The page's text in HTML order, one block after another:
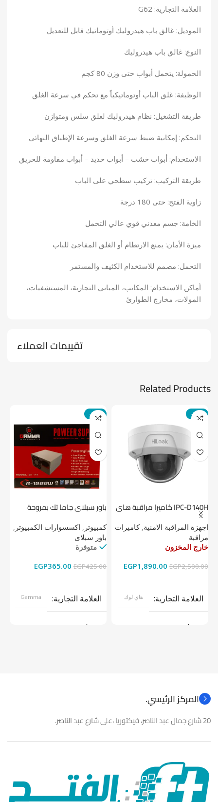
العلامة التجارية: G62
الموديل: غالق باب هيدروليك أوتوماتيك قابل للتعديل
النوع: غالق باب هيدروليك
الحمولة: يتحمل أبواب حتى وزن 80 كجم
الوظيفة: غلق الباب أوتوماتيكياً مع تحكم في سرعة الغلق
طريقة التشغيل: نظام هيدروليك لغلق سلس ومتوازن
التحكم: إمكانية ضبط سرعة الغلق وسرعة الإطباق النهائي
الاستخدام: أبواب خشب – أبواب حديد – أبواب مقاومة للحريق
طريقة التركيب: تركيب سطحي على الباب
زاوية الفتح: حتى 180 درجة
الخامة: جسم معدني قوي عالي التحمل
ميزة الأمان: يمنع الارتطام أو الغلق المفاجئ للباب
التحمل: مصمم للاستخدام الكثيف والمستمر
أماكن الاستخدام: المكاتب، المباني التجارية، المستشفيات،
المولات، مخارج الطوارئ
تقييمات العملاء
Related Products
-24%
IPC-D140H كاميرا مراقبة هاى
لوك داخلية 4 ميجا
اجهزة المراقبة الامنية,كاميرات
مراقبة
خارج المخزون
EGP2,500.00
EGP1,890.00
العلامة التجارية هاي لوك
موديل
-14%
باور سبلاي جاما تك بمروحة
كمبيوتر , اكسسوارات الكمبيوتر ,
باور سبلاى
متوفرة
EGP425.00
EGP365.00
العلامة التجارية Gamma
موديل
المركز الرئيسي.
20 شارع جمال عبد الناصر، فيكتوريا ،على شارع عبد الناصر.